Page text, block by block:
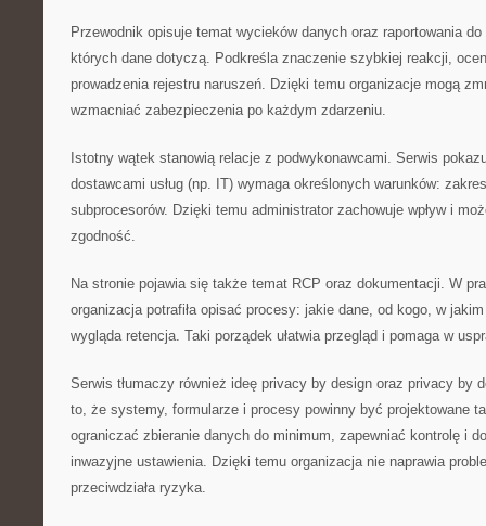
Przewodnik opisuje temat wycieków danych oraz raportowania
których dane dotyczą. Podkreśla znaczenie szybkiej reakcji,
prowadzenia rejestru naruszeń. Dzięki temu organizacje mogą
wzmacniać zabezpieczenia po każdym zdarzeniu.
Istotny wątek stanowią relacje z podwykonawcami. Serwis
dostawcami usług (np. IT) wymaga określonych warunków:
subprocesorów. Dzięki temu administrator zachowuje wpływ i
zgodność.
Na stronie pojawia się także temat RCP oraz dokumentacji. W
organizacja potrafiła opisać procesy: jakie dane, od kogo, w
wygląda retencja. Taki porządek ułatwia przegląd i pomaga w
Serwis tłumaczy również ideę privacy by design oraz privacy by
to, że systemy, formularze i procesy powinny być projektowane
ograniczać zbieranie danych do minimum, zapewniać kontrolę i
inwazyjne ustawienia. Dzięki temu organizacja nie naprawia
przeciwdziała ryzyka.